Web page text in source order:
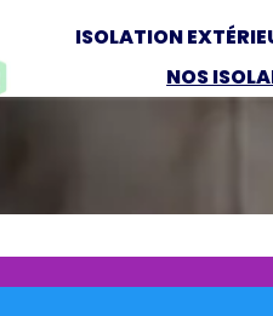
ISOLATION
NOS